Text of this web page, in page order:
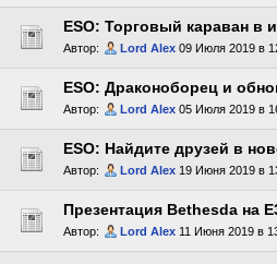
ESO: Торговый караван в
Автор: Lord Alex 09 Июля 2019 в
ESO: Драконоборец и
Автор: Lord Alex 05 Июля 2019 в
ESO: Найдите друзей в
Автор: Lord Alex 19 Июня 2019 в
Презентация Bethesda на
Автор: Lord Alex 11 Июня 2019 в